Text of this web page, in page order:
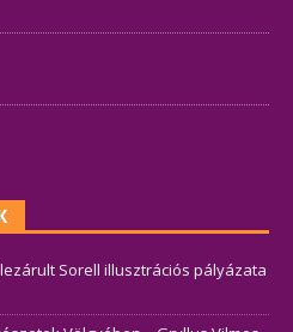
Sorell illusztrációs pályázata